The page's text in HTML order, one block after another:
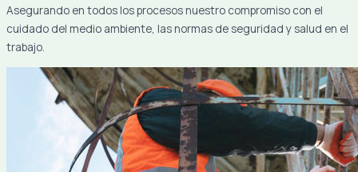
Asegurando en todos los procesos nuestro compromiso con el
cuidado del medio ambiente, las normas de seguridad y salud en el
trabajo.